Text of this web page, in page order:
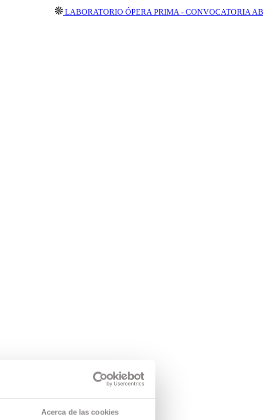
Acerca de las cookies
LABORATORIO ÓPERA PRIMA - CONVOCATORIA ABIERTA